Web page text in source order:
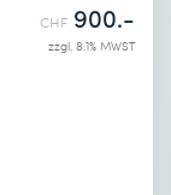
CHF 900.-
zzgl. 8.1% MWST